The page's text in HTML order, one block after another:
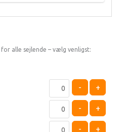
alle sejlende – vælg venligst:
- +
- +
- +